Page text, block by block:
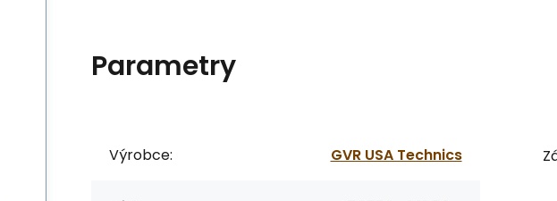
Parametry
Výrobce: GVR USA Technics